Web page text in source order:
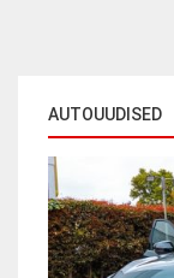
AUTOUUDISED